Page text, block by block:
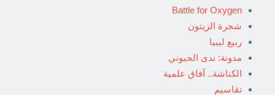
Battle for Oxygen
شجرة الزيتون
ربيع ليبيا
مدونة: ندى الحبوني
الكناشة.. آفاق علمية
تقاسيم